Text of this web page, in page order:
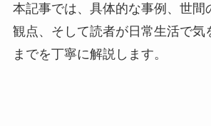
本記事では、具体的な事例、世間
観点、そして読者が日常生活で気
までを丁寧に解説します。